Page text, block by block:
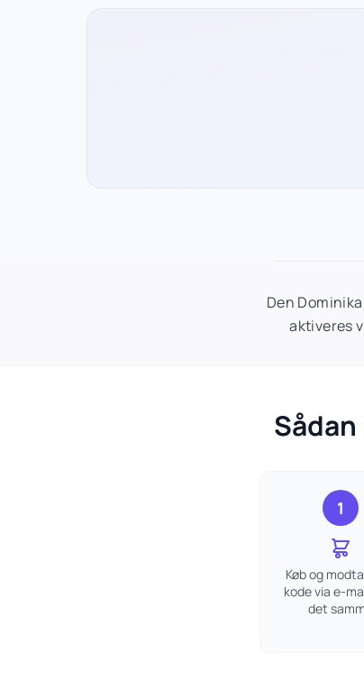
Den
aktiveres
1
Køb og
kode via e-
det